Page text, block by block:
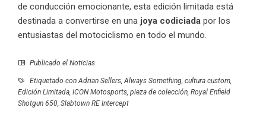
de conducción emocionante, esta edición limitada está
destinada a convertirse en una joya codiciada por los
entusiastas del motociclismo en todo el mundo.
Publicado el Noticias
Etiquetado con Adrian Sellers Always Something cultura custom
Edición Limitada ICON Motosports pieza de colección Royal Enfield
Shotgun 650 Slabtown RE Intercept